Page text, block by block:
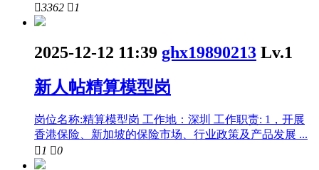
3362  1
2025-12-12 11:39 ghx19890213 Lv.1
新人帖精算模型岗
岗位名称:精算模型岗 工作地：深圳 工作职责: 1，开展
香港保险、新加坡的保险市场、行业政策及产品发展 ...
 1 0